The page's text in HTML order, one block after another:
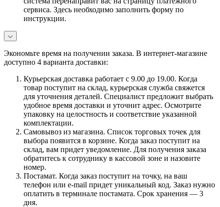
сервиса. Здесь необходимо заполнить форму по
инструкции.
Экономьте время на получении заказа. В интернет-магазине
доступно 4 варианта доставки:
Курьерская доставка работает с 9.00 до 19.00. Когда
товар поступит на склад, курьерская служба свяжется
для уточнения деталей. Специалист предложит выбрать
удобное время доставки и уточнит адрес. Осмотрите
упаковку на целостность и соответствие указанной
комплектации.
Самовывоз из магазина. Список торговых точек для
выбора появится в корзине. Когда заказ поступит на
склад, вам придет уведомление. Для получения заказа
обратитесь к сотруднику в кассовой зоне и назовите
номер.
Постамат. Когда заказ поступит на точку, на ваш
телефон или e-mail придет уникальный код. Заказ нужно
оплатить в терминале постамата. Срок хранения — 3
дня.